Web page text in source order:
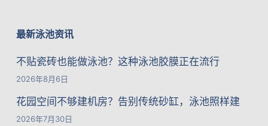
最新泳池资讯
不贴瓷砖也能做泳池？这种泳池胶膜正在流行
2026年8月6日
花园空间不够建机房？告别传统砂缸，泳池照样建
2026年7月30日